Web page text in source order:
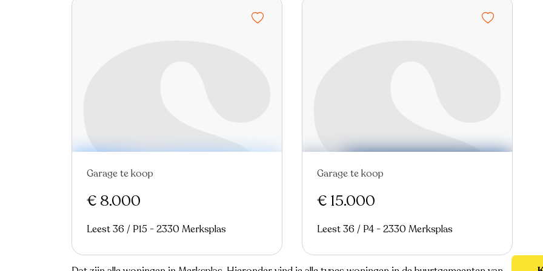
Garage te koop
€ 8.000
Leest 36 / P15 - 2330 Merksplas
Garage te koop
€ 15.000
Leest 36 / P4 - 2330 Merksplas